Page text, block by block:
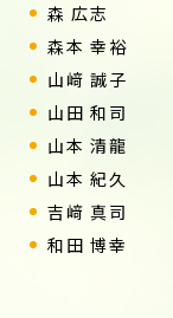
森 広志
森本 幸裕
山﨑 誠子
山田 和司
山本 清龍
山本 紀久
吉﨑 真司
和田 博幸